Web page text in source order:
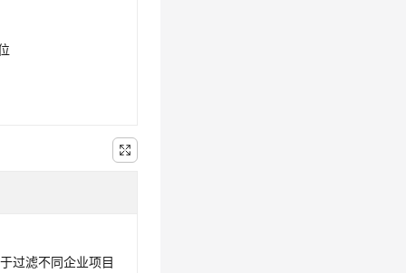
过滤不同企业项目